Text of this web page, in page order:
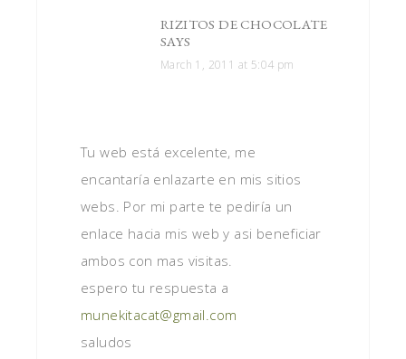
RIZITOS DE CHOCOLATE
SAYS
March 1, 2011 at 5:04 pm
Tu web está excelente, me
encantaría enlazarte en mis sitios
webs. Por mi parte te pediría un
enlace hacia mis web y asi beneficiar
ambos con mas visitas.
espero tu respuesta a
munekitacat@gmail.com
saludos